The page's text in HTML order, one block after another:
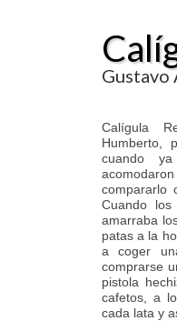
Gustavo
Calígula
Humberto,
cuando
compararlo
Cuando
amarraba
patas a la
a coger
comprarse
pistola
cafetos, a
cada lata y